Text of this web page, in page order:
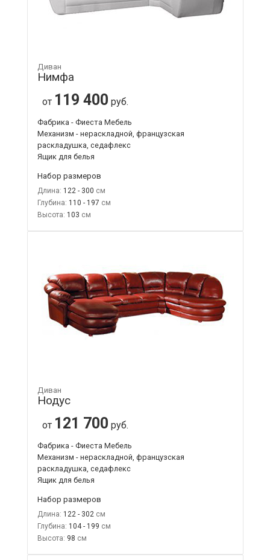
Диван
Нимфа
от 119 400 руб.
Фабрика - Фиеста Мебель
Механизм - нераскладной, французская
раскладушка, седафлекс
Ящик для белья
Набор размеров
Длина: 122 - 300
Глубина: 110 - 197
Высота: 103
Диван
Нодус
от 121 700 руб.
Фабрика - Фиеста Мебель
Механизм - нераскладной, французская
раскладушка, седафлекс
Ящик для белья
Набор размеров
Длина: 122 - 302
Глубина: 104 - 199
Высота: 98